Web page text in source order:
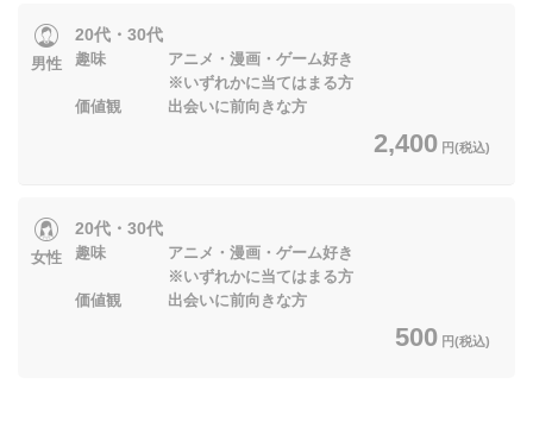
男性
20代・30代
趣味 アニメ・漫画・ゲーム好き
※いずれかに当てはまる方
価値観 出会いに前向きな方
2,400 円(税込)
女性
20代・30代
趣味 アニメ・漫画・ゲーム好き
※いずれかに当てはまる方
価値観 出会いに前向きな方
500 円(税込)